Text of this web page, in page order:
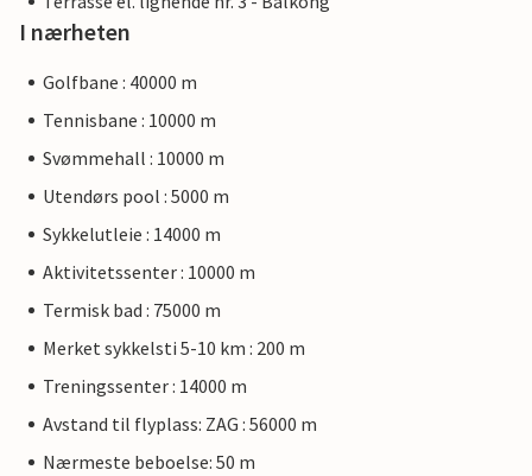
I nærheten
Golfbane : 40000 m
Tennisbane : 10000 m
Svømmehall : 10000 m
Utendørs pool : 5000 m
Sykkelutleie : 14000 m
Aktivitetssenter : 10000 m
Termisk bad : 75000 m
Merket sykkelsti 5-10 km : 200 m
Treningssenter : 14000 m
Avstand til flyplass: ZAG : 56000 m
Nærmeste beboelse: 50 m